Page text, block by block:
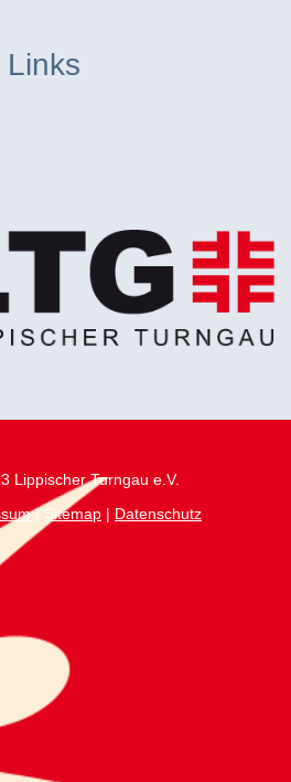
Links
Lippischer Turngau e.V.
| Sitemap | Datenschutz